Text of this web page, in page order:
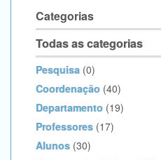
Categorias
Todas as categorias
Pesquisa (0)
Coordenação (40)
Departamento (19)
Professores (17)
Alunos (30)